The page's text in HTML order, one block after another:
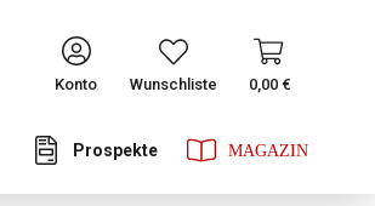
CONTINUE
Konto
Wunschliste 0,00 €
Prospekte